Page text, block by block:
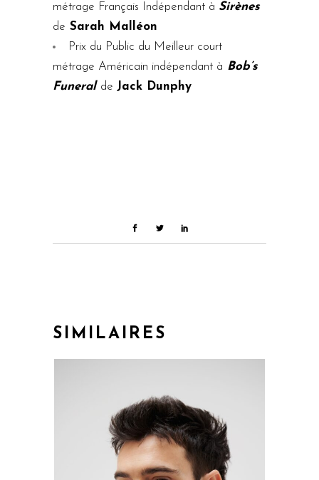
métrage Français Indépendant à Sirènes
de Sarah Malléon
Prix du Public du Meilleur court
métrage Américain indépendant à Bob’s
Funeral de Jack Dunphy
SIMILAIRES